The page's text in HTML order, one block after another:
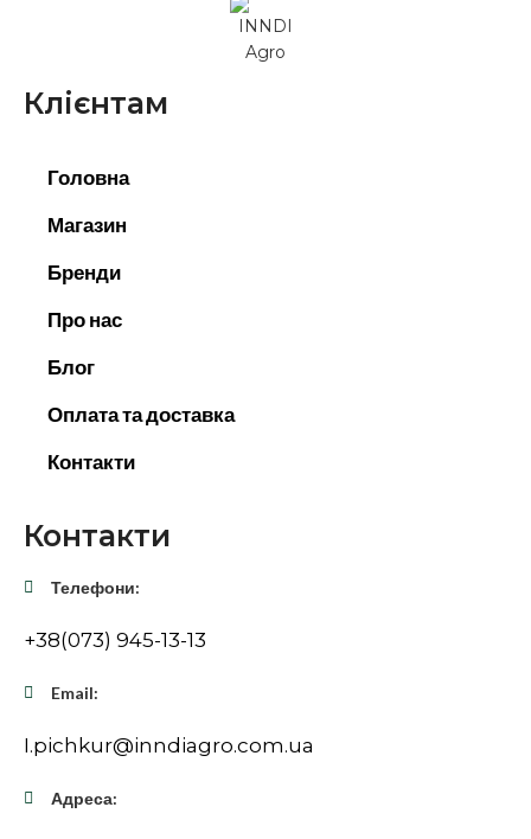
Клієнтам
Головна
Магазин
Бренди
Про нас
Блог
Оплата та доставка
Контакти
Контакти
Телефони:
+38(073) 945-13-13
Email:
I.pichkur@inndiagro.com.ua
Адреса: